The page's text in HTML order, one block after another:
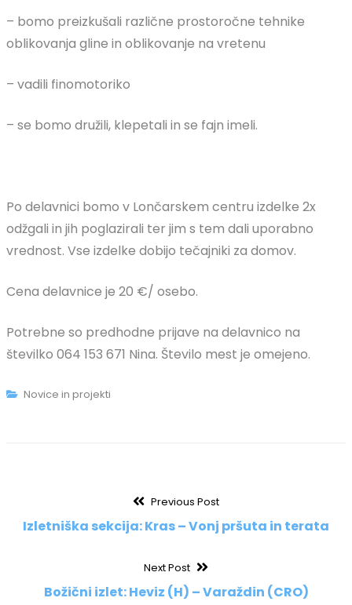
– bomo preizkušali različne prostoročne tehnike
oblikovanja gline in oblikovanje na vretenu
– vadili finomotoriko
– se bomo družili, klepetali in se fajn imeli.
Po delavnici bomo v Lončarskem centru izdelke 2x
odžgali in jih poglazirali ter jim s tem dali uporabno
vrednost. Vse izdelke dobijo tečajniki za domov.
Cena delavnice je 20 €/ osebo.
Potrebne so predhodne prijave na delavnico na
številko 064 153 671 Nina. Število mest je omejeno.
Novice in projekti
prispevka
Previous PostPrevious
post:
Izletniška sekcija: Kras – Vonj pršuta in terata
Next Post
Next
post:
Božični izlet: Heviz (H) – Varaždin (CRO)